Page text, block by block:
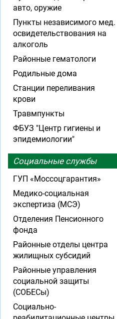
авто, оружие
Пункты независимого мед.
освидетельствования на
алкоголь
Районные гематологи
Родильные дома
Станции переливания
крови
Травмпункты
ФБУЗ "Центр гигиены и
эпидемиологии"
Социальные службы
ГУП «Моссоцгарантия»
Медико-социальная
экспертиза (МСЭ)
Отделения Пенсионного
фонда
Районные отделы центра
жилищных субсидий
Районные управления
социальной защиты
(СОБЕСы)
Социально-